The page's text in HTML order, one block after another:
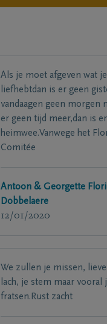
Als je moet afgeven wat
liefhebtdan is er geen
vandaagen geen morgen
er geen tijd meer,dan is
heimwee.Vanwege het
Comitée
Antoon & Georgette
Dobbelaere
12/01/2020
We zullen je missen,
lach, je stem maar vooral
fratsen.Rust zacht